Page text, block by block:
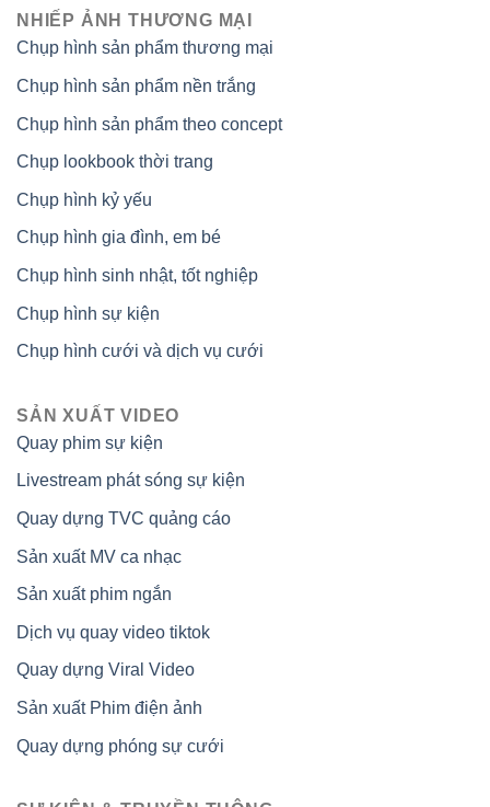
NHIẾP ẢNH THƯƠNG MẠI
Chụp hình sản phẩm thương mại
Chụp hình sản phẩm nền trắng
Chụp hình sản phẩm theo concept
Chụp lookbook thời trang
Chụp hình kỷ yếu
Chụp hình gia đình, em bé
Chụp hình sinh nhật, tốt nghiệp
Chụp hình sự kiện
Chụp hình cưới và dịch vụ cưới
SẢN XUẤT VIDEO
Quay phim sự kiện
Livestream phát sóng sự kiện
Quay dựng TVC quảng cáo
Sản xuất MV ca nhạc
Sản xuất phim ngắn
Dịch vụ quay video tiktok
Quay dựng Viral Video
Sản xuất Phim điện ảnh
Quay dựng phóng sự cưới